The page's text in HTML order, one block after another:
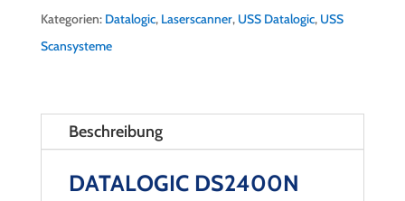
Kategorien: Datalogic, Laserscanner, USS Datalogic, USS
Scansysteme
Beschreibung
DATALOGIC DS2400N